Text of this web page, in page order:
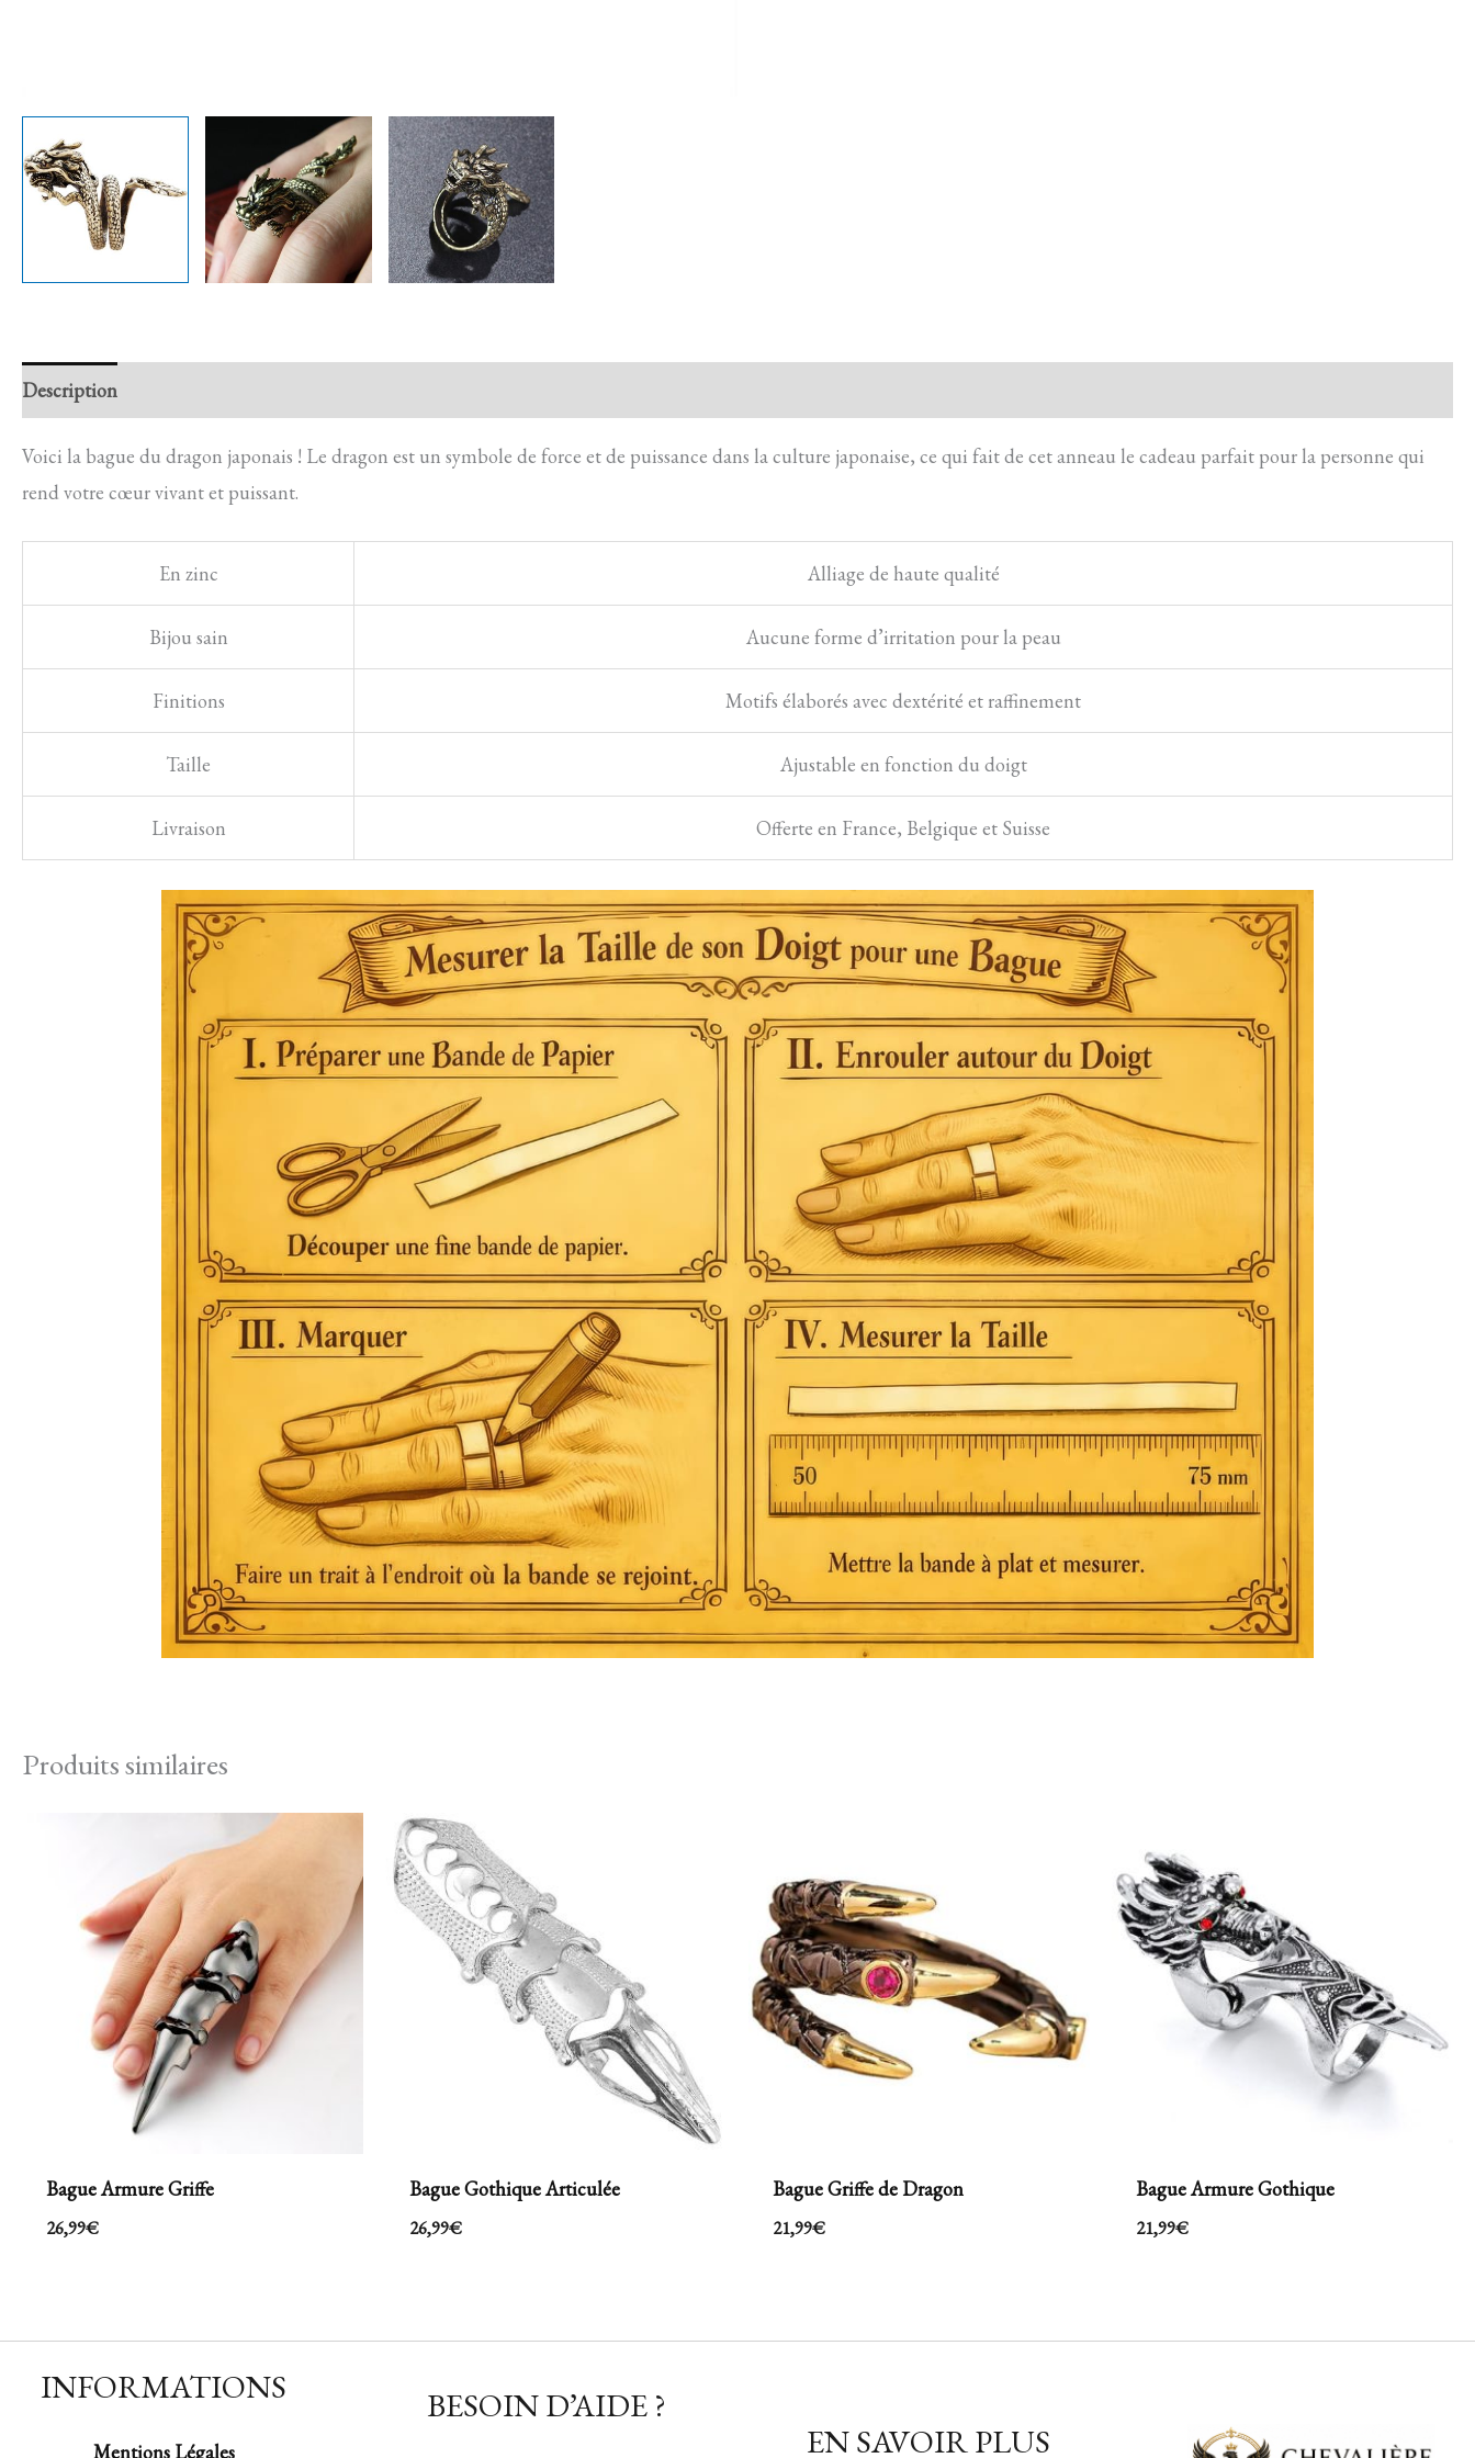
Description
Voici la bague du dragon japonais ! Le dragon est un symbole de force et de puissance dans la culture japonaise, ce qui fait de cet anneau le cadeau parfait pour la personne qui
rend votre cœur vivant et puissant.
En zinc Alliage de haute qualité
Bijou sain Aucune forme d’irritation pour la peau
Finitions Motifs élaborés avec dextérité et raffinement
Taille Ajustable en fonction du doigt
Livraison Offerte en France, Belgique et Suisse
Produits similaires
Bague Armure Griffe
26,99€
Bague Gothique Articulée
26,99€
Bague Griffe de Dragon
21,99€
Bague Armure Gothique
21,99€
INFORMATIONS
Mentions Légales
BESOIN D’AIDE ?
EN SAVOIR PLUS